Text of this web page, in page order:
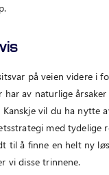
på veien videre i
har av naturlige
vil du ha nytte
med tydelige
til å finne en helt ny
vi disse trinnene.